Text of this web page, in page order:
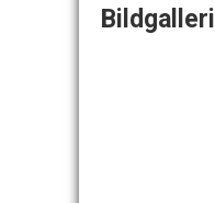
Bildgalleri